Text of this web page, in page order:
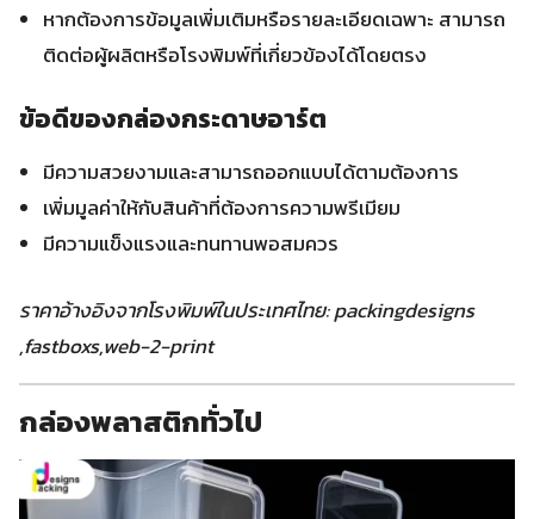
หากต้องการข้อมูลเพิ่มเติมหรือรายละเอียดเฉพาะ สามารถ
ติดต่อผู้ผลิตหรือโรงพิมพ์ที่เกี่ยวข้องได้โดยตรง
ข้อดีของกล่องกระดาษอาร์ต
มีความสวยงามและสามารถออกแบบได้ตามต้องการ
เพิ่มมูลค่าให้กับสินค้าที่ต้องการความพรีเมียม
มีความแข็งแรงและทนทานพอสมควร
ราคาอ้างอิงจากโรงพิมพ์ในประเทศไทย: packingdesigns
,fastboxs,web-2-print
กล่องพลาสติกทั่วไป